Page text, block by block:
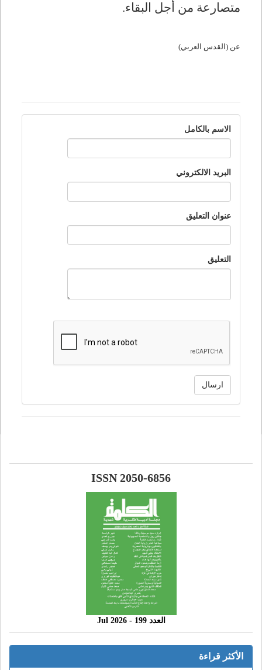
متصارعة من أجل البقاء.
عن (القدس العربي)
الاسم بالكامل
البريد الالكتروني
عنوان التعليق
التعليق
ارسال
ISSN 2050-6856
العدد 199 - 2026 Jul
الأكثر قراءة